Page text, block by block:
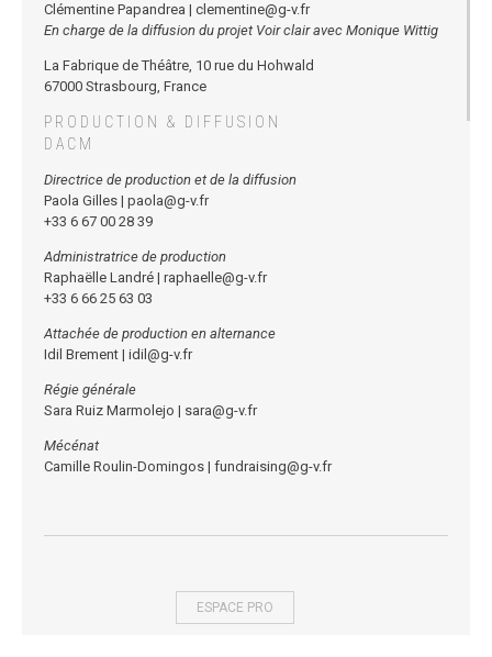
Clémentine Papandrea | clementine@g-v.fr
En charge de la diffusion du projet Voir clair avec Monique Wittig
La Fabrique de Théâtre, 10 rue du Hohwald
67000 Strasbourg, France
PRODUCTION & DIFFUSION
DACM
Directrice de production et de la diffusion
Paola Gilles | paola@g-v.fr
+33 6 67 00 28 39
Administratrice de production
Raphaëlle Landré | raphaelle@g-v.fr
+33 6 66 25 63 03
Attachée de production en alternance
Idil Brement | idil@g-v.fr
Régie générale
Sara Ruiz Marmolejo | sara@g-v.fr
Mécénat
Camille Roulin-Domingos | fundraising@g-v.fr
ESPACE PRO